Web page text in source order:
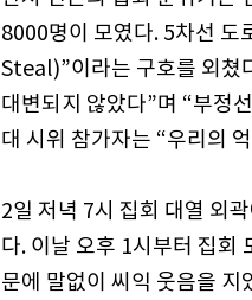
8000명이 모였다. 5차선
Steal)”이라는 구호를 외쳤
대변되지 않았다”며 “부정
대 시위 참가자는 “우리의
2일 저녁 7시 집회 대열 외
다. 이날 오후 1시부터 집회
문에 말없이 씨익 웃음을